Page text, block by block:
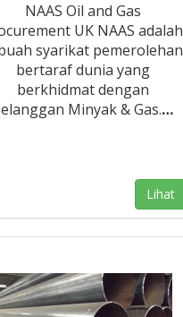
NAAS Oil and Gas
UK NAAS adalah
syarikat pemerolehan
bertaraf dunia yang
berkhidmat dengan
Minyak & Gas.…
Lihat